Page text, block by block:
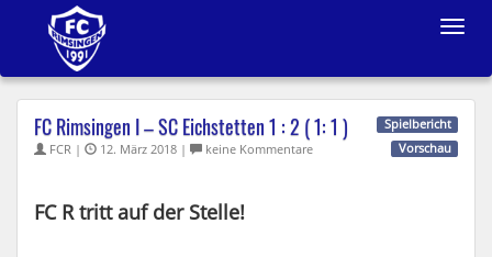
Toggle
FC Rimsingen I – SC Eichstetten 1 : 2 ( 1: 1 )
Spielbericht
Vorschau
FCR | 12. März 2018 | keine Kommentare
FC R tritt auf der Stelle!